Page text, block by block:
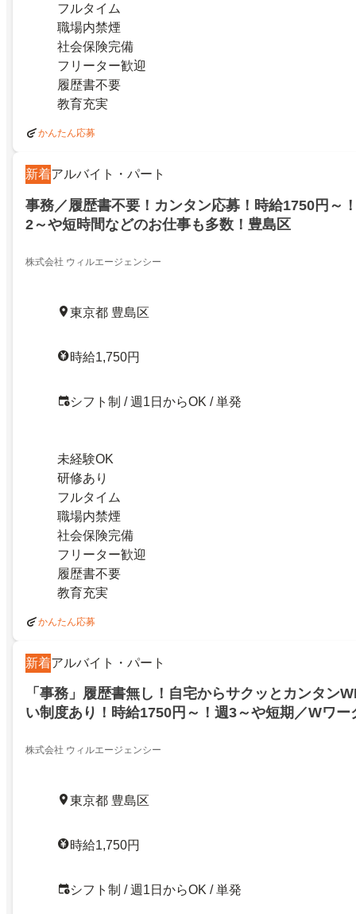
フルタイム
職場内禁煙
社会保険完備
フリーター歓迎
履歴書不要
教育充実
かんたん応募
新着アルバイト・パート
事務／履歴書不要！カンタン応募！時給1750円～
2～や短時間などのお仕事も多数！豊島区
株式会社 ウィルエージェンシー
東京都 豊島区
時給1,750円
シフト制 / 週1日からOK / 単発
未経験OK
研修あり
フルタイム
職場内禁煙
社会保険完備
フリーター歓迎
履歴書不要
教育充実
かんたん応募
新着アルバイト・パート
「事務」履歴書無し！自宅からサクッとカンタン
い制度あり！時給1750円～！週3～や短期／Wワー
株式会社 ウィルエージェンシー
東京都 豊島区
時給1,750円
シフト制 / 週1日からOK / 単発